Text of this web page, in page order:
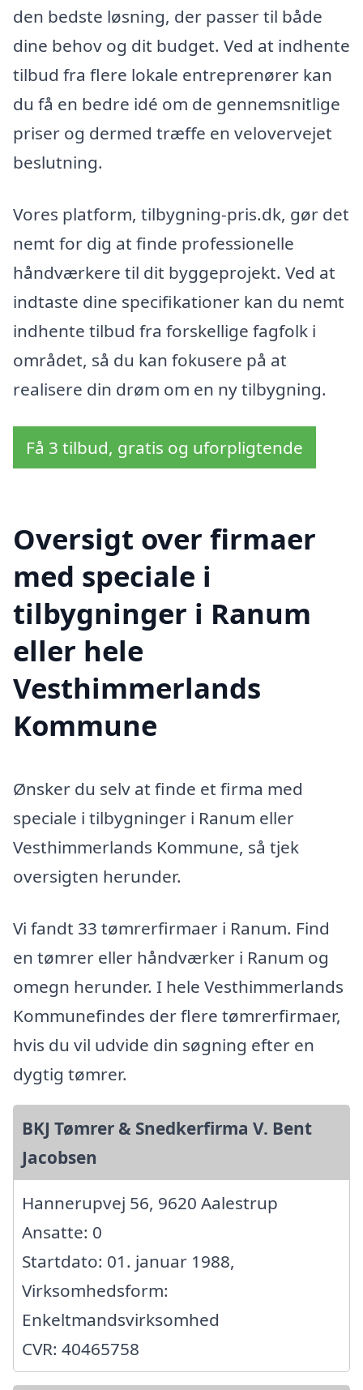
den bedste løsning, der passer til både
dine behov og dit budget. Ved at indhente
tilbud fra flere lokale entreprenører kan
du få en bedre idé om de gennemsnitlige
priser og dermed træffe en velovervejet
beslutning.
Vores platform, tilbygning-pris.dk, gør det
nemt for dig at finde professionelle
håndværkere til dit byggeprojekt. Ved at
indtaste dine specifikationer kan du nemt
indhente tilbud fra forskellige fagfolk i
området, så du kan fokusere på at
realisere din drøm om en ny tilbygning.
Få 3 tilbud, gratis og uforpligtende
Oversigt over firmaer
med speciale i
tilbygninger i Ranum
eller hele
Vesthimmerlands
Kommune
Ønsker du selv at finde et firma med
speciale i tilbygninger i Ranum eller
Vesthimmerlands Kommune, så tjek
oversigten herunder.
Vi fandt 33 tømrerfirmaer i Ranum. Find
en tømrer eller håndværker i Ranum og
omegn herunder. I hele Vesthimmerlands
Kommunefindes der flere tømrerfirmaer,
hvis du vil udvide din søgning efter en
dygtig tømrer.
BKJ Tømrer & Snedkerfirma V. Bent
Jacobsen
Hannerupvej 56, 9620 Aalestrup
Ansatte: 0
Startdato: 01. januar 1988,
Virksomhedsform:
Enkeltmandsvirksomhed
CVR: 40465758